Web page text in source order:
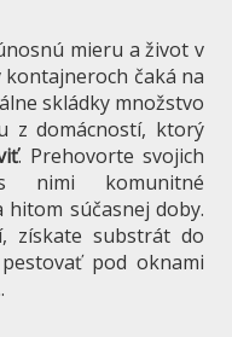
mieru a život v
čaká na
skládky množstvo
z domácností, ktorý
. Prehovorte svojich
nimi komunitné
súčasnej doby.
získate substrát do
pod oknami